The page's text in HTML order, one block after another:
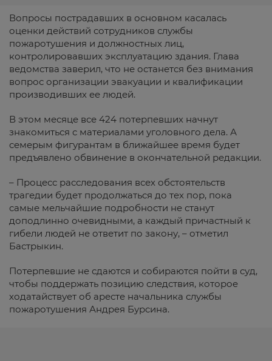
Вопросы пострадавших в основном касалась
оценки действий сотрудников службы
пожаротушения и должностных лиц,
контролировавших эксплуатацию здания. Глава
ведомства заверил, что не останется без внимания
вопрос организации эвакуации и квалификации
производивших ее людей.
В этом месяце все 424 потерпевших начнут
знакомиться с материалами уголовного дела. А
семерым фигурантам в ближайшее время будет
предъявлено обвинение в окончательной редакции.
– Процесс расследования всех обстоятельств
трагедии будет продолжаться до тех пор, пока
самые мельчайшие подробности не станут
доподлинно очевидными, а каждый причастный к
гибели людей не ответит по закону, – отметил
Бастрыкин.
Потерпевшие не сдаются и собираются пойти в суд,
чтобы поддержать позицию следствия, которое
ходатайствует об аресте начальника службы
пожаротушения Андрея Бурсина.